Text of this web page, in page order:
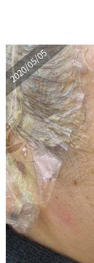
2020/05/05